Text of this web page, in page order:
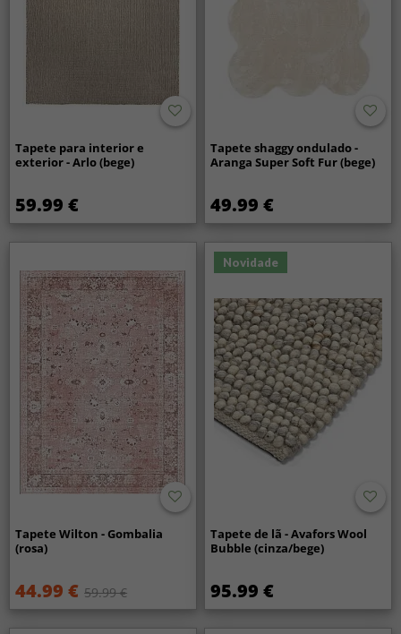
Tapete para interior e
exterior - Arlo (bege)
59.99 €
Tapete shaggy ondulado -
Aranga Super Soft Fur (bege)
49.99 €
Tapete Wilton - Gombalia
(rosa)
44.99 € 59.99 €
Novidade
Tapete de lã - Avafors Wool
Bubble (cinza/bege)
95.99 €